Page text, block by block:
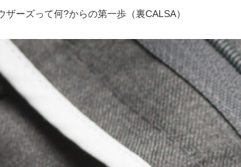
ザーズって何?からの第一歩（裏CALSA）